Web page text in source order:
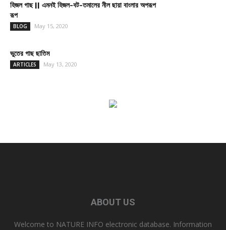
হিজল গাছ || এমনই হিজল-বট-তমালের নীল ছায়া বাংলার অপরূপ
রূপ
BLOG May 15, 2020
ভুতের গাছ ছাতিম
ARTICLES May 13, 2020
ABOUT US
Welcome to NATURE INFO electronic database. Information